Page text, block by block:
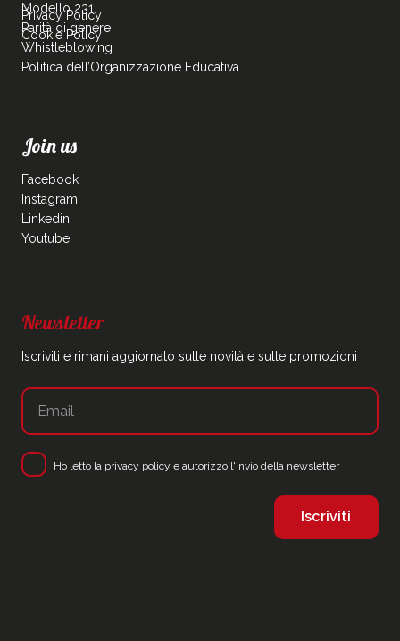
Modello 231
Parità di genere
Whistleblowing
Politica dell’Organizzazione Educativa
Privacy Policy
Cookie Policy
Join us
Facebook
Instagram
Linkedin
Youtube
Newsletter
Iscriviti e rimani aggiornato sulle novità e sulle promozioni
Ho letto la privacy policy e autorizzo l'invio della newsletter